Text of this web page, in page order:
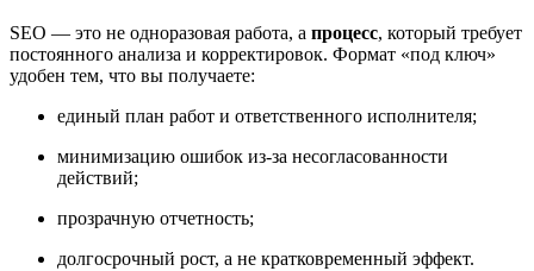
SEO — это не одноразовая работа, а процесс, который требует
постоянного анализа и корректировок. Формат «под ключ»
удобен тем, что вы получаете:
единый план работ и ответственного исполнителя;
минимизацию ошибок из-за несогласованности
действий;
прозрачную отчетность;
долгосрочный рост, а не кратковременный эффект.